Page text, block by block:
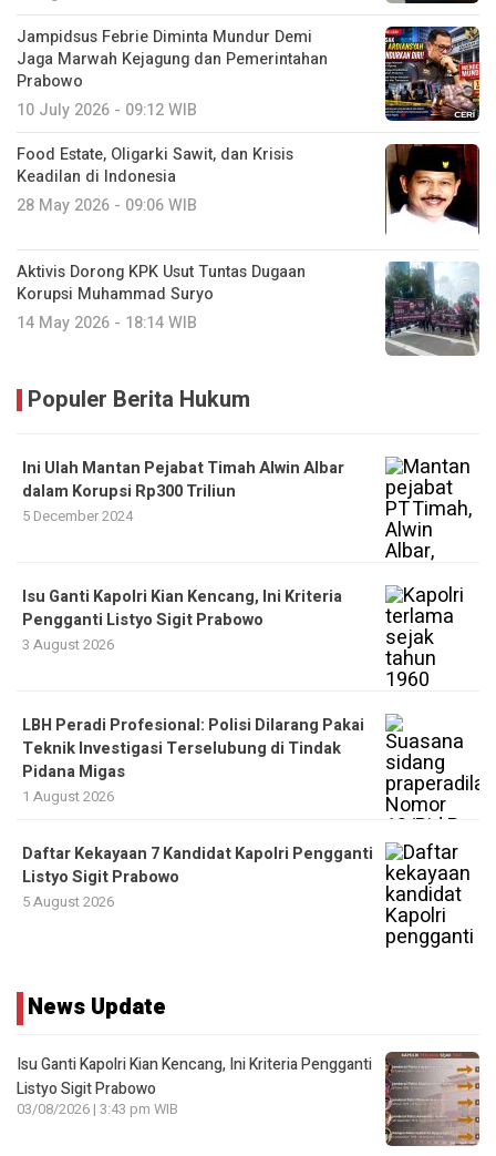
Jampidsus Febrie Diminta Mundur Demi
Jaga Marwah Kejagung dan Pemerintahan
Prabowo
10 July 2026 - 09:12 WIB
Food Estate, Oligarki Sawit, dan Krisis
Keadilan di Indonesia
28 May 2026 - 09:06 WIB
Aktivis Dorong KPK Usut Tuntas Dugaan
Korupsi Muhammad Suryo
14 May 2026 - 18:14 WIB
Populer Berita Hukum
Ini Ulah Mantan Pejabat Timah ‎Alwin Albar
dalam Korupsi Rp300 Triliun
5 December 2024
Isu Ganti Kapolri Kian Kencang, Ini Kriteria
Pengganti Listyo Sigit Prabowo
3 August 2026
LBH Peradi Profesional: Polisi Dilarang Pakai
Teknik Investigasi Terselubung di Tindak
Pidana Migas
1 August 2026
Daftar Kekayaan 7 Kandidat Kapolri Pengganti
Listyo Sigit Prabowo
5 August 2026
News Update
Isu Ganti Kapolri Kian Kencang, Ini Kriteria Pengganti
Listyo Sigit Prabowo
03/08/2026 | 3:43 pm WIB